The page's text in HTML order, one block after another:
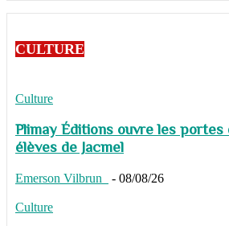
CULTURE
Culture
Plimay Éditions ouvre les portes
élèves de Jacmel
Emerson Vilbrun - 08/08/26
Culture